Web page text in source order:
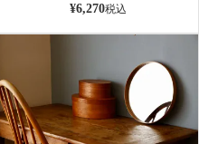
¥6,270税込